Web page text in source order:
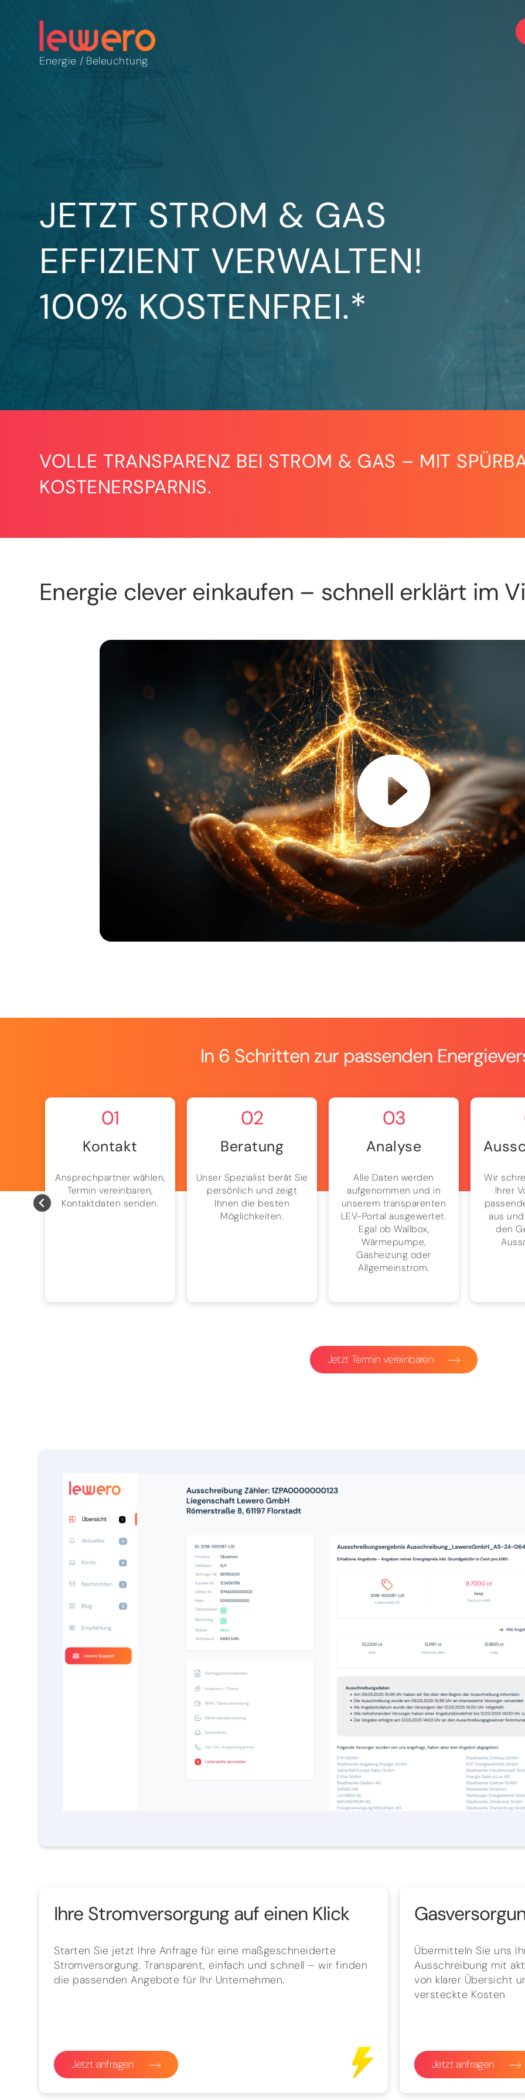
Energie / Beleuchtung
JETZT STROM & GAS
EFFIZIENT VERWALTEN!
100% KOSTENFREI.*
VOLLE TRANSPARENZ BEI STROM & GAS – MIT
KOSTENERSPARNIS.
Energie clever einkaufen – schnell erklärt im
In 6 Schritten zur passenden
uns
01
Kontakt
Ansprechpartner wählen,
Termin vereinbaren,
Kontaktdaten senden.
02
Beratung
Unser Spezialist berät Sie
persönlich und zeigt
Ihnen die besten
Möglichkeiten.
03
Analyse
Alle Daten werden
aufgenommen und in
unserem transparenten
LEV-Portal ausgewertet.
Egal ob Wallbox,
Wärmepumpe,
Gasheizung oder
Allgemeinstrom.
Wir
Ihrer
aus
den
Jetzt Termin vereinbaren
Ihre Stromversorgung auf einen Klick
Starten Sie jetzt Ihre Anfrage für eine maßgeschneiderte
Stromversorgung. Transparent, einfach und schnell – wir finden
die passenden Angebote für Ihr Unternehmen.
Jetzt anfragen
Übermitteln Sie uns
Ausschreibung mit
von klarer Übersicht
versteckte Kosten
Jetzt anfragen